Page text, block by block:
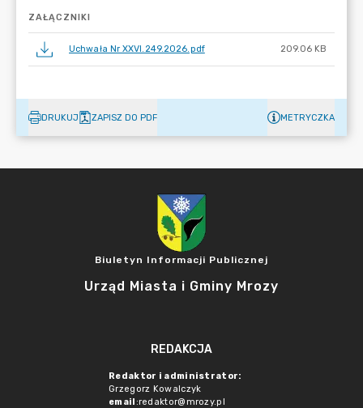
ZAŁĄCZNIKI
Uchwała Nr XXVI.249.2026.pdf 209.06 KB
DRUKUJ ZAPISZ DO PDF METRYCZKA
Biuletyn Informacji Publicznej
Urząd Miasta i Gminy Mrozy
REDAKCJA
Redaktor i administrator:
Grzegorz Kowalczyk
email :redaktor@mrozy.pl